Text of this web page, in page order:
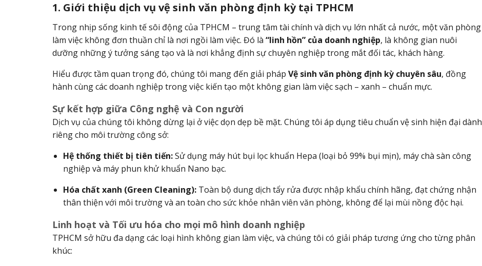
1. Giới thiệu dịch vụ vệ sinh văn phòng định kỳ tại TPHCM
Trong nhịp sống kinh tế sôi động của TPHCM – trung tâm tài chính và dịch vụ lớn nhất cả nước, một văn phòng
làm việc không đơn thuần chỉ là nơi ngồi làm việc. Đó là “linh hồn” của doanh nghiệp, là không gian nuôi
dưỡng những ý tưởng sáng tạo và là nơi khẳng định sự chuyên nghiệp trong mắt đối tác, khách hàng.
Hiểu được tầm quan trọng đó, chúng tôi mang đến giải pháp Vệ sinh văn phòng định kỳ chuyên sâu, đồng
hành cùng các doanh nghiệp trong việc kiến tạo một không gian làm việc sạch – xanh – chuẩn mực.
Sự kết hợp giữa Công nghệ và Con người
Dịch vụ của chúng tôi không dừng lại ở việc dọn dẹp bề mặt. Chúng tôi áp dụng tiêu chuẩn vệ sinh hiện đại dành
riêng cho môi trường công sở:
Hệ thống thiết bị tiên tiến:Sử dụng máy hút bụi lọc khuẩn Hepa (loại bỏ 99% bụi mịn), máy chà sàn công
nghiệp và máy phun khử khuẩn Nano bạc.
Hóa chất xanh (Green Cleaning):Toàn bộ dung dịch tẩy rửa được nhập khẩu chính hãng, đạt chứng nhận
thân thiện với môi trường và an toàn cho sức khỏe nhân viên văn phòng, không để lại mùi nồng độc hại.
Linh hoạt và Tối ưu hóa cho mọi mô hình doanh nghiệp
TPHCM sở hữu đa dạng các loại hình không gian làm việc, và chúng tôi có giải pháp tương ứng cho từng phân
khúc: